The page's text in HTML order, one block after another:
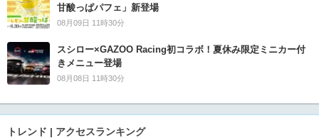
甘酸っぱパフェ」新登場
08月09日 11時30分
スシロー×GAZOO Racing初コラボ！夏休み限定ミニカー付
きメニュー登場
08月08日 11時30分
トレンド | アクセスランキング